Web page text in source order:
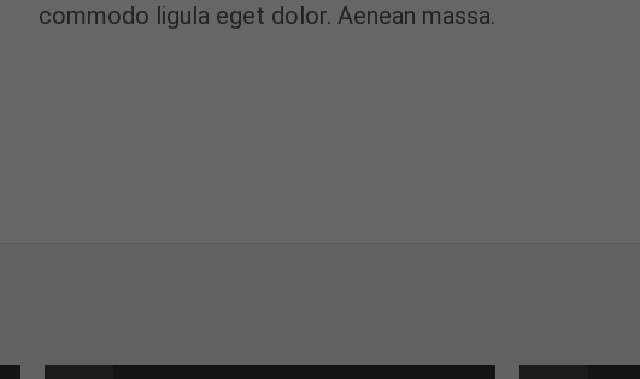
commodo ligula eget dolor. Aenean massa.